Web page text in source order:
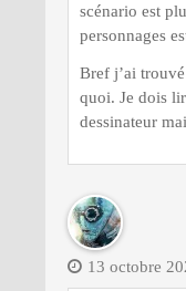
scénario est
personnages
Bref j’ai
quoi. Je dois
dessinateur
13 octobre